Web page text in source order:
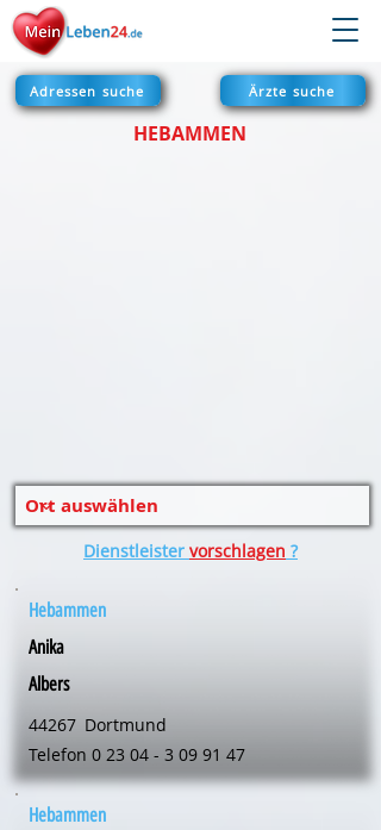
Adressen suche Ärzte suche
HEBAMMEN
Dienstleister vorschlagen ?
Hebammen
Anika
Albers
44267 Dortmund
Telefon 0 23 04 - 3 09 91 47
Hebammen